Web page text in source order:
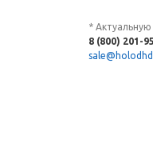
*
8 (800) 201-